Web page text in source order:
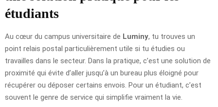
étudiants
Au cœur du campus universitaire de Luminy, tu trouves un
point relais postal particulièrement utile si tu étudies ou
travailles dans le secteur. Dans la pratique, c’est une solution de
proximité qui évite d’aller jusqu’à un bureau plus éloigné pour
récupérer ou déposer certains envois. Pour un étudiant, c’est
souvent le genre de service qui simplifie vraiment la vie.